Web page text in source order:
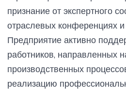
признание от экспертного
отраслевых конференциях
Предприятие активно
работников, направленных
производственных
реализацию